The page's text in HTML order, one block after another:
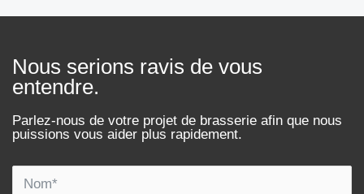
Nous serions ravis de vous
entendre.
Parlez-nous de votre projet de brasserie afin que nous
puissions vous aider plus rapidement.